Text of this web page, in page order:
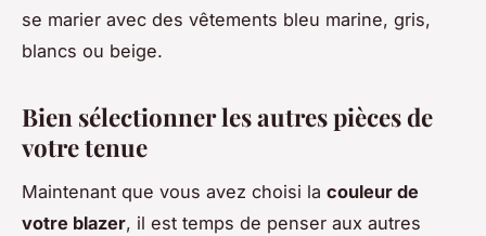
se marier avec des vêtements bleu marine, gris,
blancs ou beige.
Bien sélectionner les autres pièces de
votre tenue
Maintenant que vous avez choisi la couleur de
votre blazer, il est temps de penser aux autres